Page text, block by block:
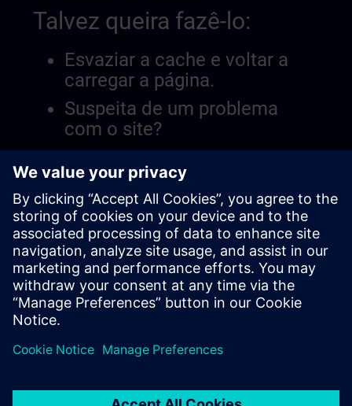
Talvez queira fazê-lo:
Esvaziar a cache e voltar a
carregar a página.
Suspeita de um problema
com o site?
Relatar a questão